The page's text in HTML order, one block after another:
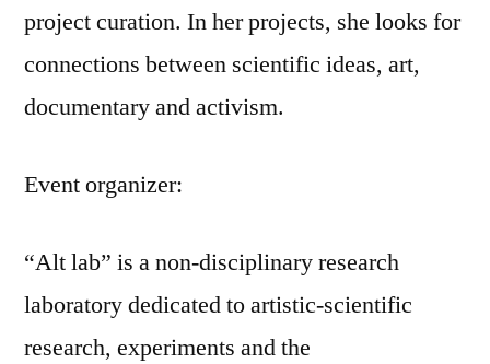
project curation. In her projects, she looks for
connections between scientific ideas, art,
documentary and activism.
Event organizer:
“Alt lab” is a non-disciplinary research
laboratory dedicated to artistic-scientific
research, experiments and the